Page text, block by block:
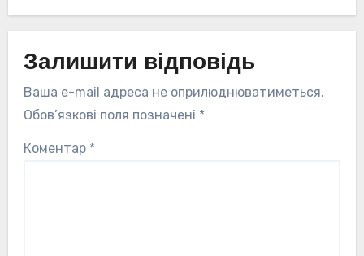
Залишити відповідь
Ваша e-mail адреса не оприлюднюватиметься.
Обов’язкові поля позначені *
Коментар *